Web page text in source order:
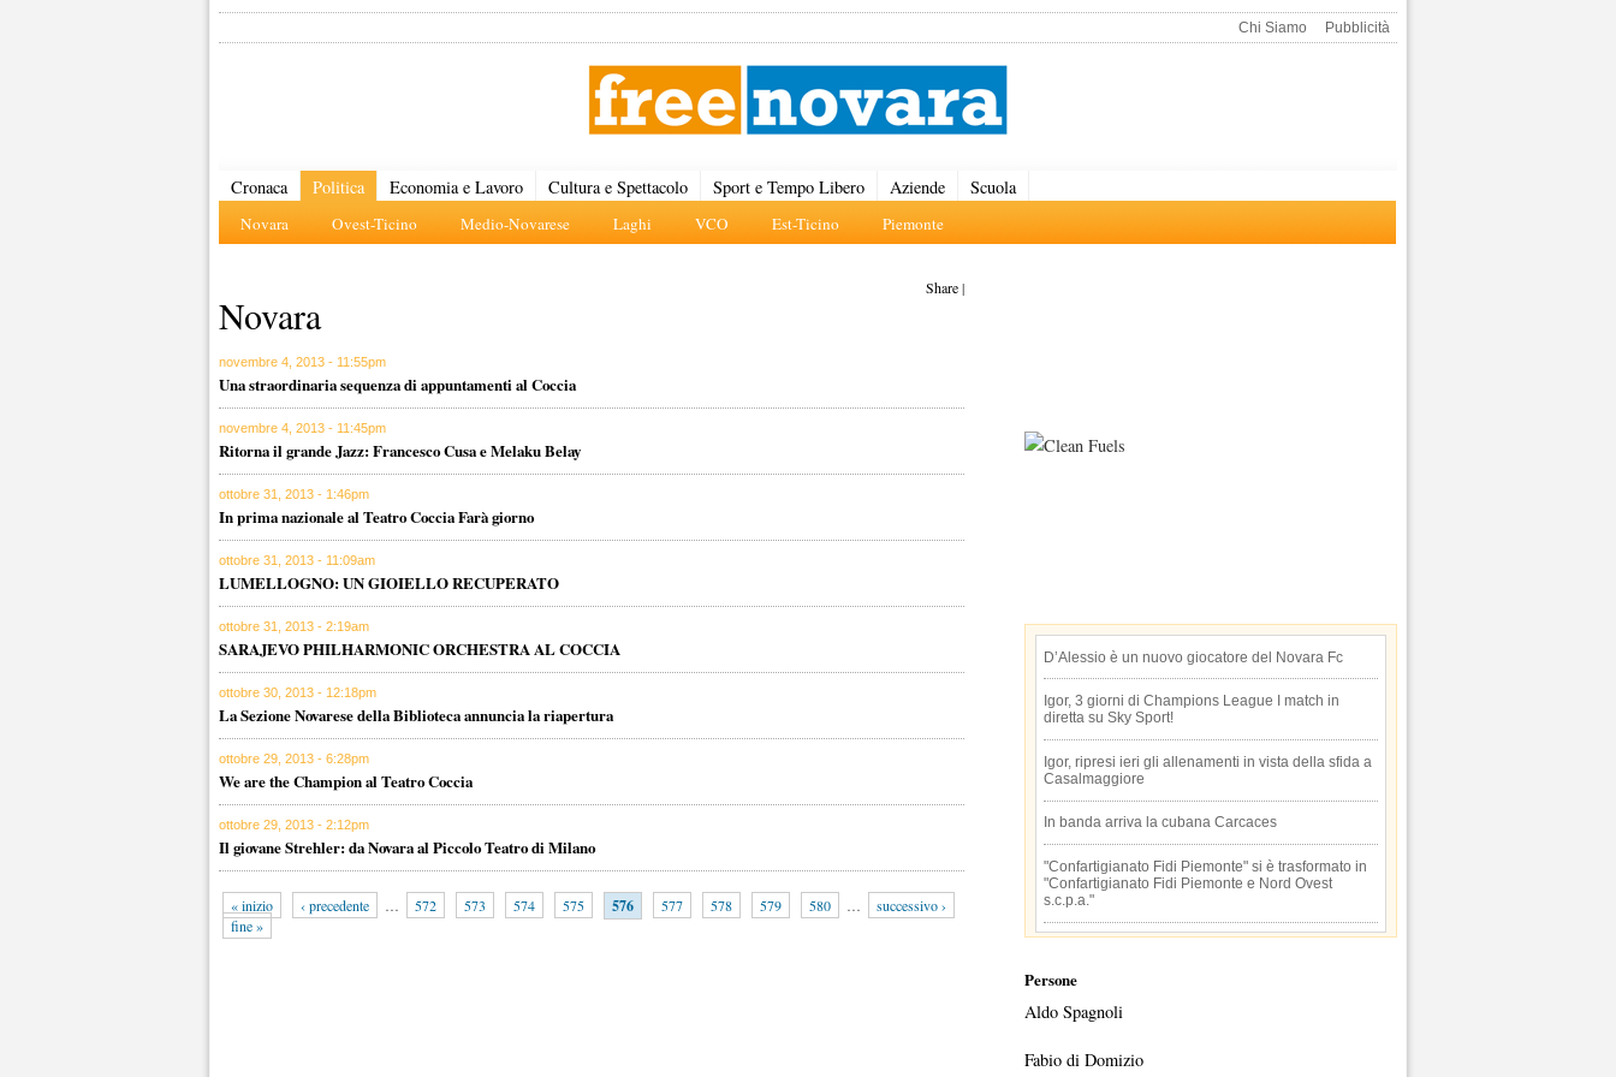
Chi Siamo Pubblicità
Cronaca Politica
Novara Ovest-Ticino Medio-Novarese Laghi VCO Est-Ticino Piemonte
Economia e Lavoro Cultura e Spettacolo Sport e Tempo Libero Aziende Scuola
Share|
Novara
novembre 4, 2013 - 11:55pm
Una straordinaria sequenza di appuntamenti al Coccia
novembre 4, 2013 - 11:45pm
Ritorna il grande Jazz: Francesco Cusa e Melaku Belay
ottobre 31, 2013 - 1:46pm
In prima nazionale al Teatro Coccia Farà giorno
ottobre 31, 2013 - 11:09am
LUMELLOGNO: UN GIOIELLO RECUPERATO
ottobre 31, 2013 - 2:19am
SARAJEVO PHILHARMONIC ORCHESTRA AL COCCIA
ottobre 30, 2013 - 12:18pm
La Sezione Novarese della Biblioteca annuncia la riapertura
ottobre 29, 2013 - 6:28pm
We are the Champion al Teatro Coccia
ottobre 29, 2013 - 2:12pm
Il giovane Strehler: da Novara al Piccolo Teatro di Milano
« inizio ‹ precedente … 572 573 574 575 576 577 578 579 580 …
successivo ›
fine »
D’Alessio è un nuovo giocatore del Novara Fc
Igor, 3 giorni di Champions League I match in
diretta su Sky Sport!
Igor, ripresi ieri gli allenamenti in vista della sfida a
Casalmaggiore
In banda arriva la cubana Carcaces
"Confartigianato Fidi Piemonte" si è trasformato in
"Confartigianato Fidi Piemonte e Nord Ovest
s.c.p.a."
Persone
Aldo Spagnoli
Fabio di Domizio